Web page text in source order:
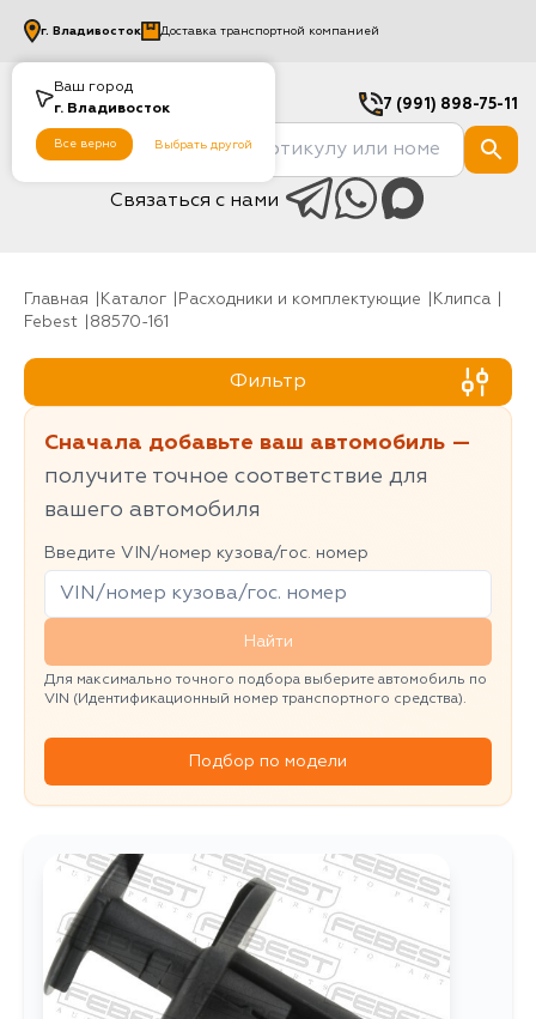
Ваш город
г. Владивосток
Все верно Выбрать другой
г. Владивосток Доставка транспортной компанией
7 (991) 898-75-11
Связаться с нами
Главная Каталог Расходники и комплектующие
клипса
Febest
88570-161
Фильтр
Сначала добавьте ваш автомобиль —
получите точное соответствие для
вашего автомобиля
Введите VIN/номер кузова/гос. номер
Найти
Для максимально точного подбора выберите автомобиль по
VIN (Идентификационный номер транспортного средства).
Подбор по модели